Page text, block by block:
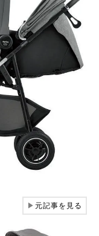
▶元記事を見る